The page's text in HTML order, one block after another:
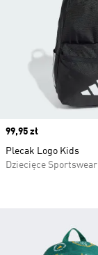
Price
99,95 zł
Plecak Logo Kids
Dziecięce Sportswear